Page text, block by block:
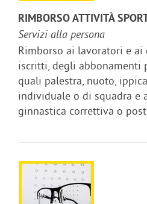
RIMBORSO ATTIVITÀ
Servizi alla persona
Rimborso ai lavoratori e
iscritti, degli abbonamenti
quali palestra, nuoto,
individuale o di squadra e
ginnastica correttiva o